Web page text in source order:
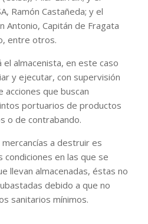
Ramón Castañeda; y el
Antonio, Capitán de Fragata
entre otros.
el almacenista, en este caso
y ejecutar, con supervisión
que buscan
portuarios de productos
o de contrabando.
a destruir es
condiciones en las que se
llevan almacenadas, éstas no
debido a que no
sanitarios mínimos.